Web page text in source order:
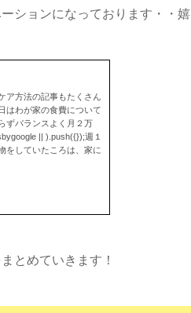
ションになっております・・嬉
ア方法の記事もたくさん
はわが家の食費について
ずバランスよく月２万
|| ).push({});週１
をしていたころは、家に
とめていきます！